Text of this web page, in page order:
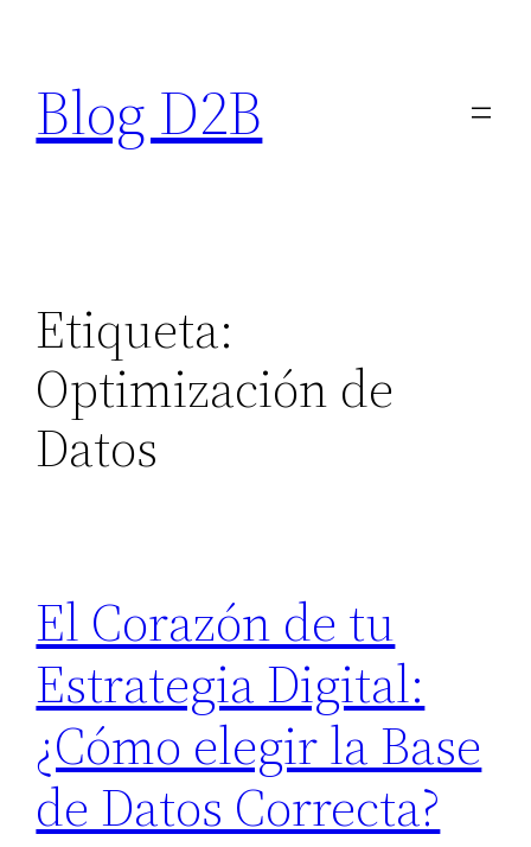
contenido
Blog D2B
Etiqueta:
Optimización de
Datos
El Corazón de tu
Estrategia Digital:
¿Cómo elegir la Base
de Datos Correcta?